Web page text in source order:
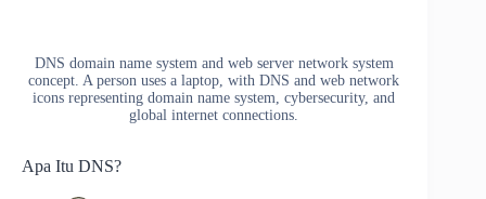
DNS domain name system and web server network system
concept. A person uses a laptop, with DNS and web network
icons representing domain name system, cybersecurity, and
global internet connections.
Apa Itu DNS?